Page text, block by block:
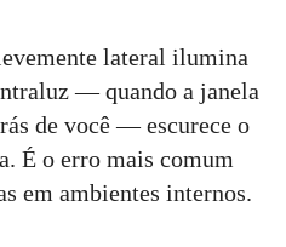
lateral ilumina
— quando a janela
de você — escurece o
É o erro mais comum
em ambientes internos.